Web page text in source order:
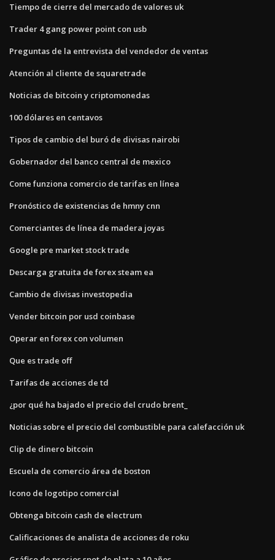
Tiempo de cierre del mercado de valores uk
Trader 4 gang power point con usb
Preguntas de la entrevista del vendedor de ventas
Atención al cliente de squaretrade
Noticias de bitcoin y criptomonedas
100 dólares en centavos
Tipos de cambio del buró de divisas nairobi
Gobernador del banco central de mexico
Come funziona comercio de tarifas en línea
Pronóstico de existencias de hmny cnn
Comerciantes de línea de madera joyas
Google pre market stock trade
Descarga gratuita de forex steam ea
Cambio de divisas investopedia
Vender bitcoin por usd coinbase
Operar en forex con volumen
Que es trade off
Tarifas de acciones de td
¿por qué ha bajado el precio del crudo brent_
Noticias sobre el precio del combustible para calefacción uk
Clip de dinero bitcoin
Escuela de comercio área de boston
Icono de logotipo comercial
Obtenga bitcoin cash de electrum
Calificaciones de analista de acciones de roku